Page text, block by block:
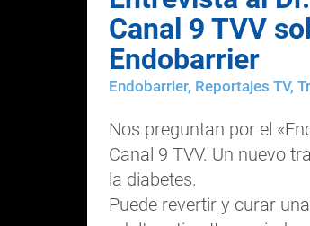
Canal 9 TVV
Endobarrier
Endobarrier, Reportajes TV,
Nos preguntan por el
Canal 9 TVV. Un nuevo
la diabetes.
Puede revertir y curar